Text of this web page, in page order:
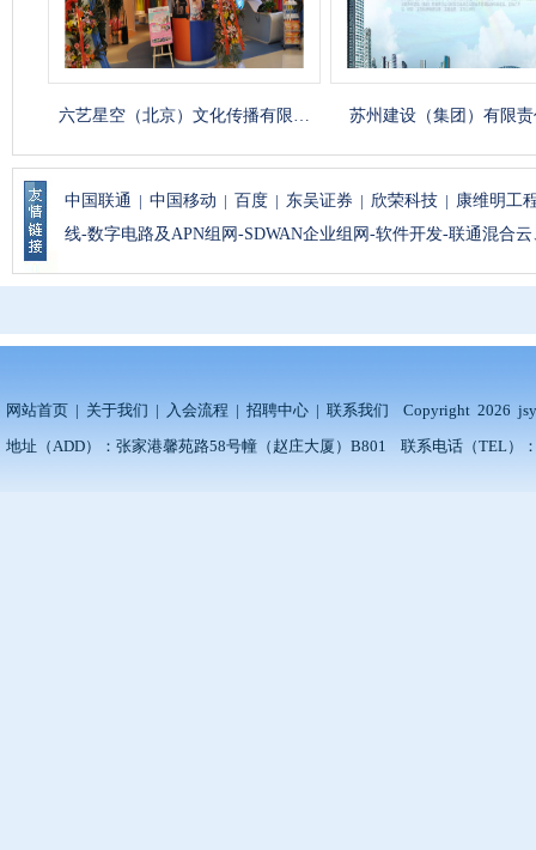
六艺星空（北京）文化传播有限… 苏州建设（集团）有限责任
中国联通 | 中国移动 | 百度 | 东吴证券 | 欣荣科技 | 康维明工
线-数字电路及APN组网-SDWAN企业组网-软件开发-联通混合
网站首页 | 关于我们 | 入会流程 | 招聘中心 | 联系我们 Copyright 2026
地址（ADD）：张家港馨苑路58号幢（赵庄大厦）B801 联系电话（TEL）